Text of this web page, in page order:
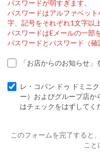
パスワードが弱すぎます。
パスワードはアルファベッ
字、記号をそれぞれ1文字以
パスワードはEメールの一部
パスワードとパスワード（
「お店からのお知らせ
レ・コパン ドゥ ドミニ
ー）およびグループ店か
はチェックをはずしてく
このフォームを完了すると、
こと